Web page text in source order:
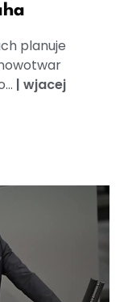
planuje
| wjacej